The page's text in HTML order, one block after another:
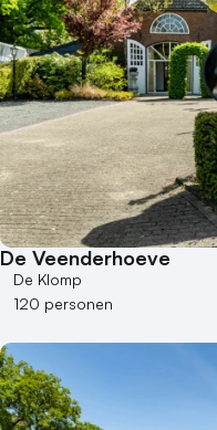
De Veenderhoeve
De Klomp
120 personen